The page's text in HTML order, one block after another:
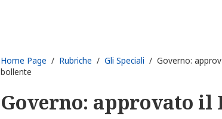
Home Page / Rubriche / Gli Speciali / Governo:
bollente
Governo: approvato il